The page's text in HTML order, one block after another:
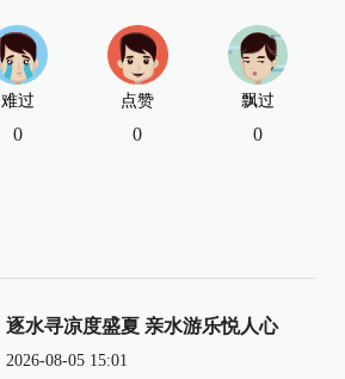
难过
0
点赞
0
飘过
0
逐水寻凉度盛夏 亲水游乐悦人心
2026-08-05 15:01